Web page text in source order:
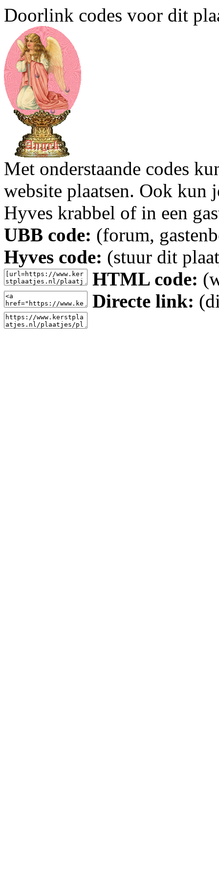
Doorlink codes voor dit
Met onderstaande codes
website plaatsen. Ook kun
Hyves krabbel of in een
UBB code: (forum,
Hyves code: (stuur dit
HTML code:
Directe link: